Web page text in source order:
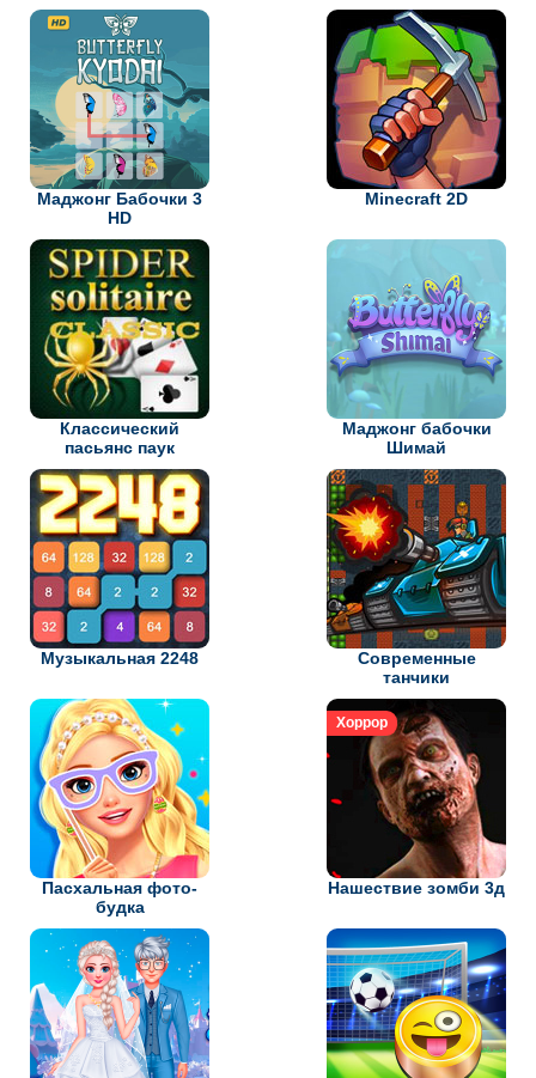
Маджонг Бабочки 3
HD
Minecraft 2D
Классический
пасьянс паук
Маджонг бабочки
Шимай
Музыкальная 2248
Современные
танчики
Пасхальная фото-
будка
Хоррор
Нашествие зомби 3д